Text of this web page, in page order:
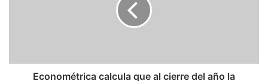
inflación
superaráEconométrica calcula que al cierre del año la